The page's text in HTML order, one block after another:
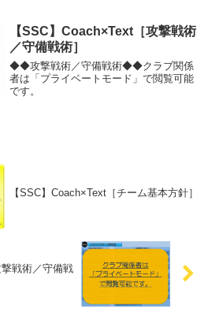
る際に、地面をしっかり掴むことが出来
る。また、ボール扱...
【SSC】Coach×Text［攻撃戦術
／守備戦術］
◆◆攻撃戦術／守備戦術◆◆クラブ関係
者は「プライベートモード」で閲覧可能
です。
【SSC】Coach×Text［チーム基本方針］
撃戦術／守備戦